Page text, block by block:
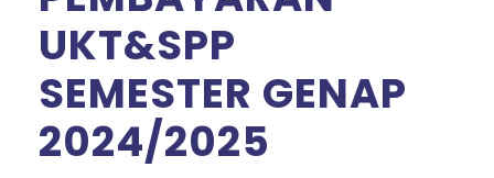
UKT&SPP
SEMESTER GENAP
2024/2025